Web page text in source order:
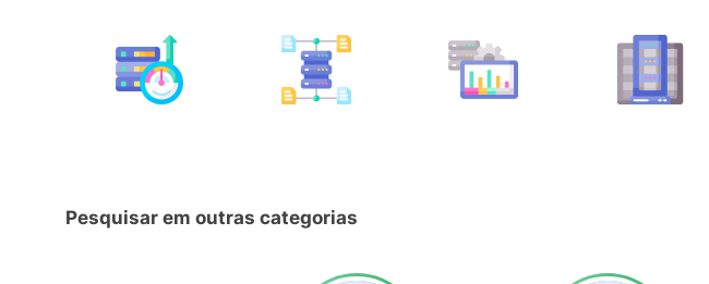
Pesquisar em outras categorias